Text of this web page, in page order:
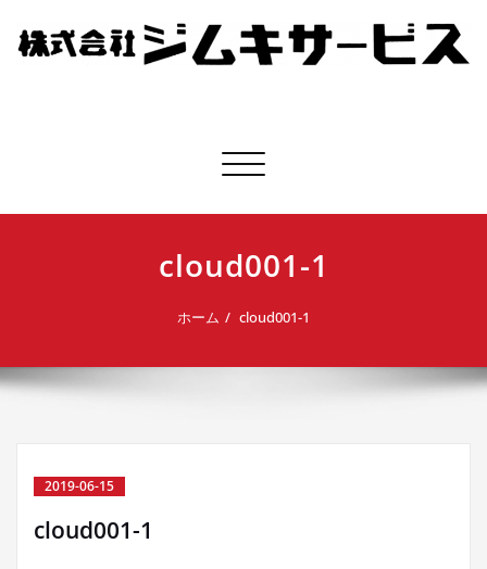
ナビゲーション切り替え
cloud001-1
ホーム cloud001-1
2019-06-15
cloud001-1